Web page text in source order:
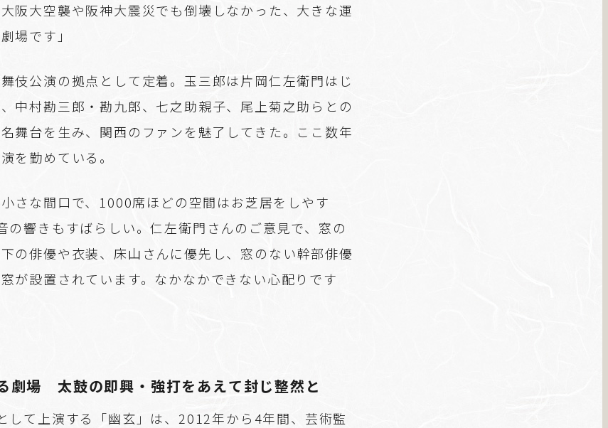
阪大空襲や阪神大震災でも倒壊しなかった、大きな運
場です」
伎公演の拠点として定着。玉三郎は片岡仁左衛門はじ
中村勘三郎・勘九郎、七之助親子、尾上菊之助らとの
舞台を生み、関西のファンを魅了してきた。ここ数年
を勤めている。
小さな間口で、1000席ほどの空間はお芝居をしやす
の響きもすばらしい。仁左衛門さんのご意見で、窓の
の俳優や衣装、床山さんに優先し、窓のない幹部俳優
が設置されています。なかなかできない心配りです
劇場 太鼓の即興・強打をあえて封じ整然と
して上演する「幽玄」は、2012年から4年間、芸術監